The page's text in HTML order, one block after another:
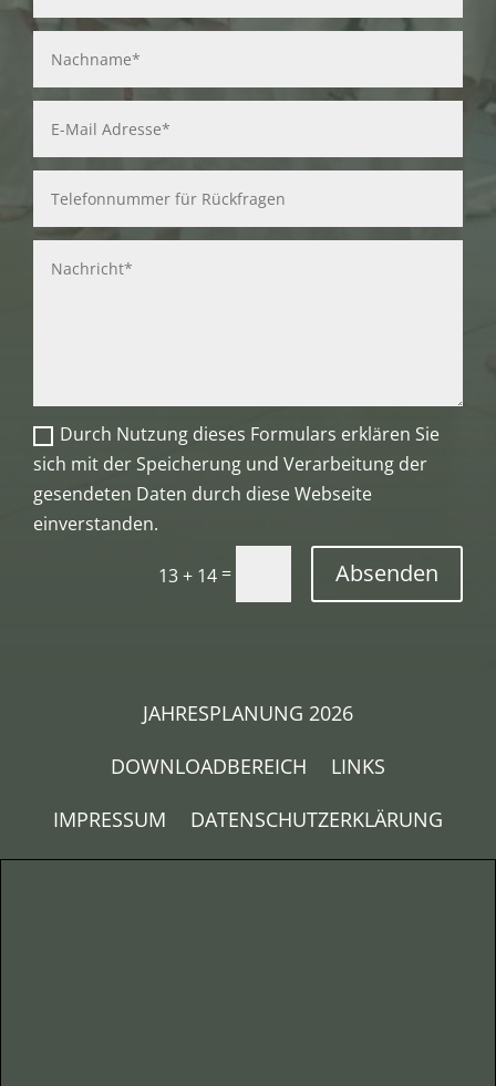
Durch Nutzung dieses Formulars erklären Sie
sich mit der Speicherung und Verarbeitung der
gesendeten Daten durch diese Webseite
einverstanden.
13 + 14 = Absenden
JAHRESPLANUNG 2026
DOWNLOADBEREICH
LINKS
IMPRESSUM
DATENSCHUTZERKLÄRUNG